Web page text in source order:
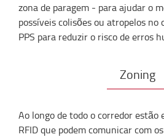
zona de paragem - para ajudar o
possíveis colisões ou atropelos no
PPS para reduzir o risco de erros
Zoning
Ao longo de todo o corredor estão
RFID que podem comunicar com